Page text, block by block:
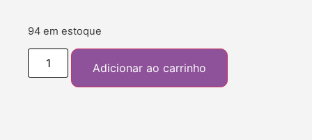
94 em estoque
Adicionar ao carrinho